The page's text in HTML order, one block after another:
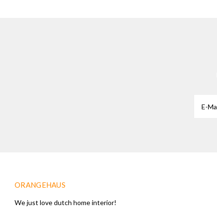
ORANGEHAUS
We just love dutch home interior!